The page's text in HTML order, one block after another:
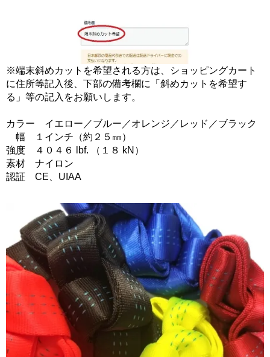
※端末斜めカットを希望される方は、ショッピングカート
に住所等記入後、下部の備考欄に「斜めカットを希望す
る」等の記入をお願いします。
カラー イエロー／ブルー／オレンジ／レッド／ブラック
幅 １インチ（約２５㎜）
強度 ４０４６ lbf. （１８ kN）
素材 ナイロン
認証 CE、UIAA